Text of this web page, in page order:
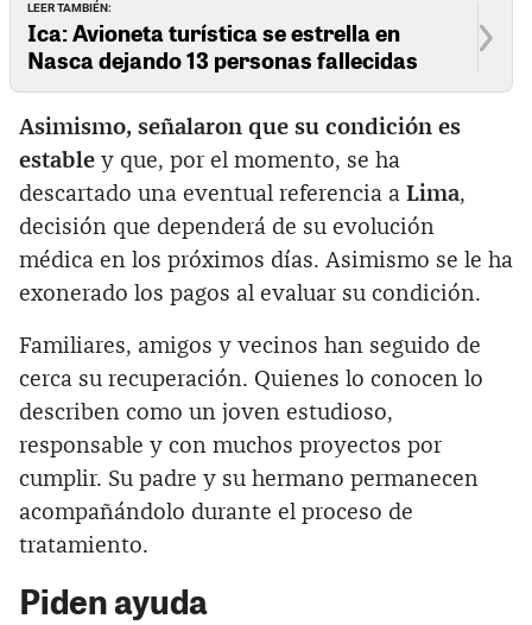
LEER TAMBIÉN:
Ica: Avioneta turística se estrella en
Nasca dejando 13 personas fallecidas
Asimismo, señalaron que su condición es
estable y que, por el momento, se ha
descartado una eventual referencia a Lima,
decisión que dependerá de su evolución
médica en los próximos días. Asimismo se le ha
exonerado los pagos al evaluar su condición.
Familiares, amigos y vecinos han seguido de
cerca su recuperación. Quienes lo conocen lo
describen como un joven estudioso,
responsable y con muchos proyectos por
cumplir. Su padre y su hermano permanecen
acompañándolo durante el proceso de
tratamiento.
Piden ayuda